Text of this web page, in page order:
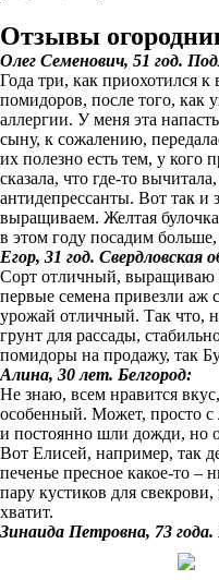
Отзывы
Олег Семенович, 51 год.
Года три, как приохотился
помидоров, после того, как
аллергии. У меня эта
сыну, к сожалению,
их полезно есть тем, у кого
сказала, что где-то
антидепрессанты. Вот так и
выращиваем. Желтая
в этом году посадим
Егор, 31 год. Свердловская
Сорт отличный, выращиваю
первые семена привезли аж
урожай отличный. Так что,
грунт для рассады,
помидоры на продажу, так
Алина, 30 лет. Белгород:
Не знаю, всем нравится
особенный. Может, просто с
и постоянно шли дожди, но
Вот Елисей, например, так
печенье пресное какое-то –
пару кустиков для свекрови,
хватит.
Зинаида Петровна, 73 года.